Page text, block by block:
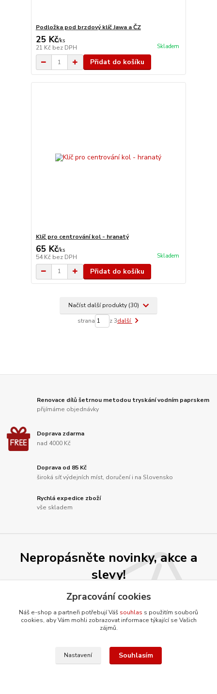
Podložka pod brzdový klíč Jawa a ČZ
25 Kč/ks
21 Kč bez DPH Skladem
Přidat do košíku
Klíč pro centrování kol - hranatý
65 Kč/ks
54 Kč bez DPH Skladem
Přidat do košíku
Načíst další produkty (30)
strana z 3další
Renovace dílů šetrnou metodou tryskání vodním paprskem
přijímáme objednávky
Doprava zdarma
nad 4000 Kč
Doprava od 85 Kč
široká síť výdejních míst, doručení i na Slovensko
Rychlá expedice zboží
vše skladem
Nepropásněte novinky, akce a
slevy!
Souhlasím sezpracováním osobních údajůza účelem rozesílky newsletteru.
Zpracování cookies
Náš e-shop a partneři potřebují Váš souhlas s použitím souborů
cookies, aby Vám mohli zobrazovat informace týkající se Vašich
zájmů.
Nastavení Souhlasím